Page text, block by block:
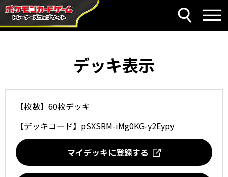
デッキ表示
【枚数】60枚デッキ
【デッキコード】 pSXSRM-iMg0KG-y2Eypy
マイデッキに登録する